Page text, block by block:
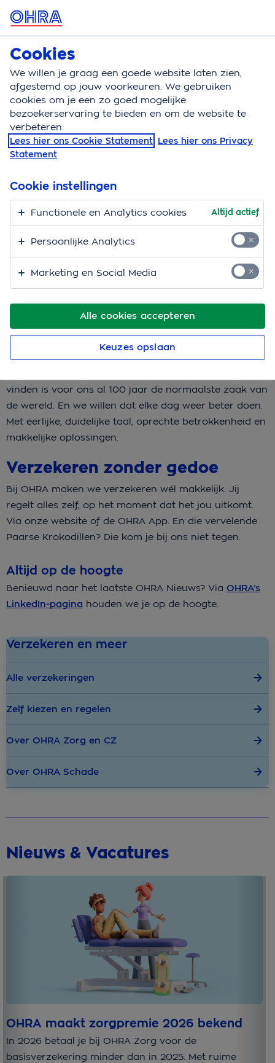
MENU
Over OHRA
Over OHRA
Ja, dat is OHRA
Veel mensen zijn niet graag bezig met verzekeren. Het
levert vaak veel gedoe op, het is ingewikkeld en je
voelt je niet geholpen als het erop aankomt. Maar bij
vinden is voor ons al 100 jaar de normaalste zaak van
de wereld. En we willen dat elke dag weer beter doen.
Met eerlijke, duidelijke taal, oprechte betrokkenheid en
makkelijke oplossingen.
Verzekeren zonder gedoe
Bij OHRA maken we verzekeren wél makkelijk. Jij
regelt alles zelf, op het moment dat het jou uitkomt.
Via onze website of de OHRA App. En die vervelende
Paarse Krokodillen? Die kom je bij ons niet tegen.
Altijd op de hoogte
Benieuwd naar het laatste OHRA Nieuws? Via OHRA’s
LinkedIn-pagina houden we je op de hoogte.
Verzekeren en meer
Alle verzekeringen
Zelf kiezen en regelen
Over OHRA Zorg en CZ
Over OHRA Schade
Nieuws & Vacatures
OHRA maakt zorgpremie 2026 bekend
In 2026 betaal je bij OHRA Zorg voor de
basisverzekering minder dan in 2025. Met ruime
Cookies
We willen je graag een goede website laten zien,
afgestemd op jouw voorkeuren. We gebruiken
cookies om je een zo goed mogelijke
bezoekerservaring te bieden en om de website te
verbeteren.
Lees hier ons Cookie Statement Lees hier ons Privacy
Statement
Alle cookies accepteren
Cookie instellingen
Functionele en Analytics cookies Altijd actief
Persoonlijke Analytics
Marketing en Social Media
Keuzes opslaan